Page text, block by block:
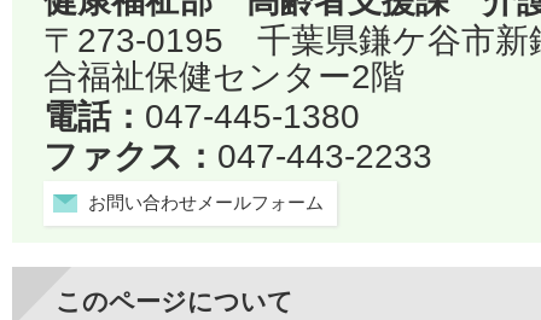
〒273-0195 千葉県鎌ケ谷市
合福祉保健センター2階
電話： 047-445-1380
ファクス： 047-443-2233
お問い合わせメールフォーム
このページについて